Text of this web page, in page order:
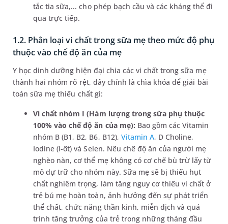
tắc tia sữa,... cho phép bạch cầu và các kháng thể đi
qua trực tiếp.
1.2. Phân loại vi chất trong sữa mẹ theo mức độ phụ
thuộc vào chế độ ăn của mẹ
Y học dinh dưỡng hiện đại chia các vi chất trong sữa mẹ
thành hai nhóm rõ rệt, đây chính là chìa khóa để giải bài
toán sữa mẹ thiếu chất gì:
Vi chất nhóm I (Hàm lượng trong sữa phụ thuộc
100% vào chế độ ăn của mẹ): Bao gồm các Vitamin
nhóm B (B1, B2, B6, B12), Vitamin A, D Choline,
Iodine (I-ốt) và Selen. Nếu chế độ ăn của người mẹ
nghèo nàn, cơ thể mẹ không có cơ chế bù trừ lấy từ
mô dự trữ cho nhóm này. Sữa mẹ sẽ bị thiếu hụt
chất nghiêm trọng, làm tăng nguy cơ thiếu vi chất ở
trẻ bú mẹ hoàn toàn, ảnh hưởng đến sự phát triển
thể chất, chức năng thần kinh, miễn dịch và quá
trình tăng trưởng của trẻ trong những tháng đầu